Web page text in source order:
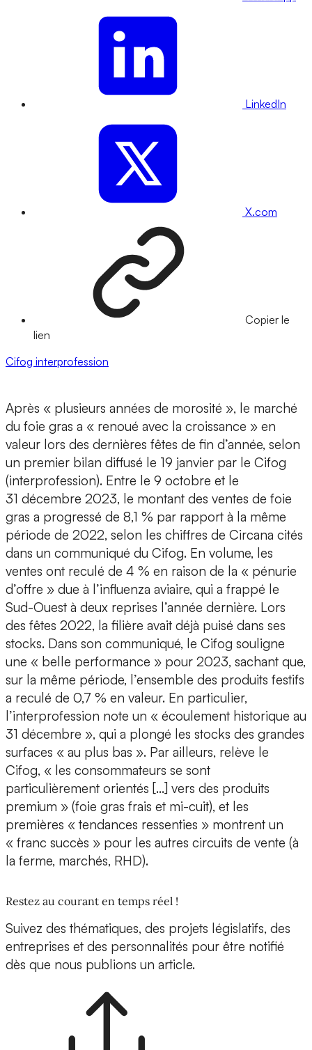
LinkedIn
X.com
Copier le
lien
Cifog interprofession
Après « plusieurs années de morosité », le marché
du foie gras a « renoué avec la croissance » en
valeur lors des dernières fêtes de fin d’année, selon
un premier bilan diffusé le 19 janvier par le Cifog
(interprofession). Entre le 9 octobre et le
31 décembre 2023, le montant des ventes de foie
gras a progressé de 8,1 % par rapport à la même
période de 2022, selon les chiffres de Circana cités
dans un communiqué du Cifog. En volume, les
ventes ont reculé de 4 % en raison de la « pénurie
d’offre » due à l’influenza aviaire, qui a frappé le
Sud-Ouest à deux reprises l’année dernière. Lors
des fêtes 2022, la filière avait déjà puisé dans ses
stocks. Dans son communiqué, le Cifog souligne
une « belle performance » pour 2023, sachant que,
sur la même période, l’ensemble des produits festifs
a reculé de 0,7 % en valeur. En particulier,
l’interprofession note un « écoulement historique au
31 décembre », qui a plongé les stocks des grandes
surfaces « au plus bas ». Par ailleurs, relève le
Cifog, « les consommateurs se sont
particulièrement orientés […] vers des produits
premium » (foie gras frais et mi-cuit), et les
premières « tendances ressenties » montrent un
« franc succès » pour les autres circuits de vente (à
la ferme, marchés, RHD).
Restez au courant en temps réel !
Suivez des thématiques, des projets législatifs, des
entreprises et des personnalités pour être notifié
dès que nous publions un article.